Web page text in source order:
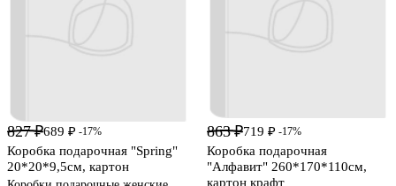
827 ₽689 ₽ -17%
Коробка подарочная "Spring"
20*20*9,5см, картон
863 ₽719 ₽ -17%
Коробка подарочная
"Алфавит" 260*170*110см,
картон крафт